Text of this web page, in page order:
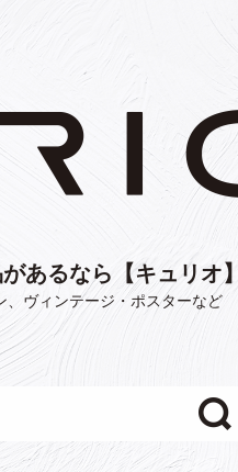
あるなら【キュリオ
、ヴィンテージ・ポスターなど